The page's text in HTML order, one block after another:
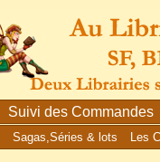
Suivi des Commandes
Sagas,Séries & lots Les